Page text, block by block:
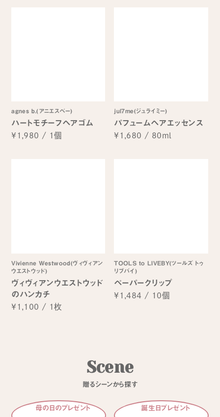
agnes b.(アニエスベー)
ハートモチーフヘアゴム
¥1,980 / 1個
jul7me(ジュライミー)
パフュームヘアエッセンス
¥1,680 / 80ml
Vivienne Westwood(ヴィヴィアン
ウエストウッド)
ヴィヴィアンウエストウッド
のハンカチ
¥1,100 / 1枚
TOOLS to LIVEBY(ツールズ トゥ
リブバイ)
ペーパークリップ
¥1,484 / 10個
Scene
贈るシーンから探す
母の日のプレゼント 誕生日プレゼント